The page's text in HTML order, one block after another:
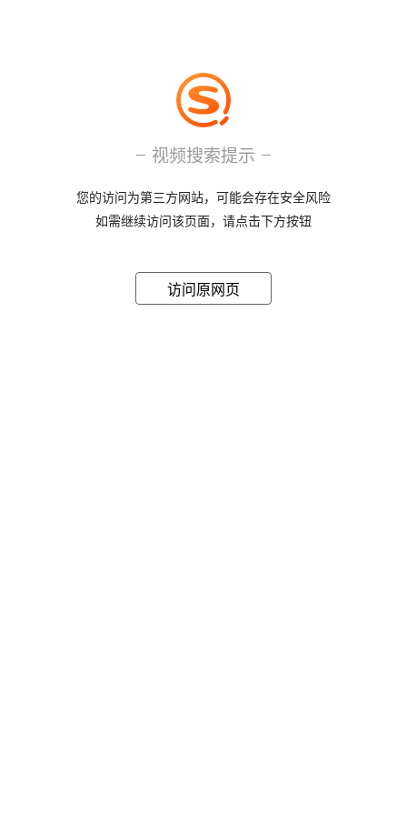
视频搜索提示
您的访问为第三方网站，可能会存在安全风险
如需继续访问该页面，请点击下方按钮
访问原网页